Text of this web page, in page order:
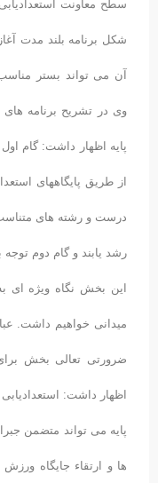
سطح معاونت
شکل برنامه بلند مدت
آن می تواند بستر
وی در تشریح برنامه
پایه اظهار داشت: گام
از طریق پایگاههای
درست و رشته های
رشد یابند و گام دوم
این بخش نگاه ویژه ای
میدانی خواهیم داشت.
ضرورتی تعالی بخش
اظهار داشت:
پایه می تواند متضمن
ها و ارتقاء جایگاه